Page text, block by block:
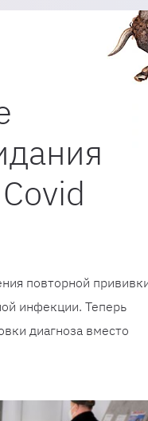
повторной
инфекции. Теперь
диагноза вместо